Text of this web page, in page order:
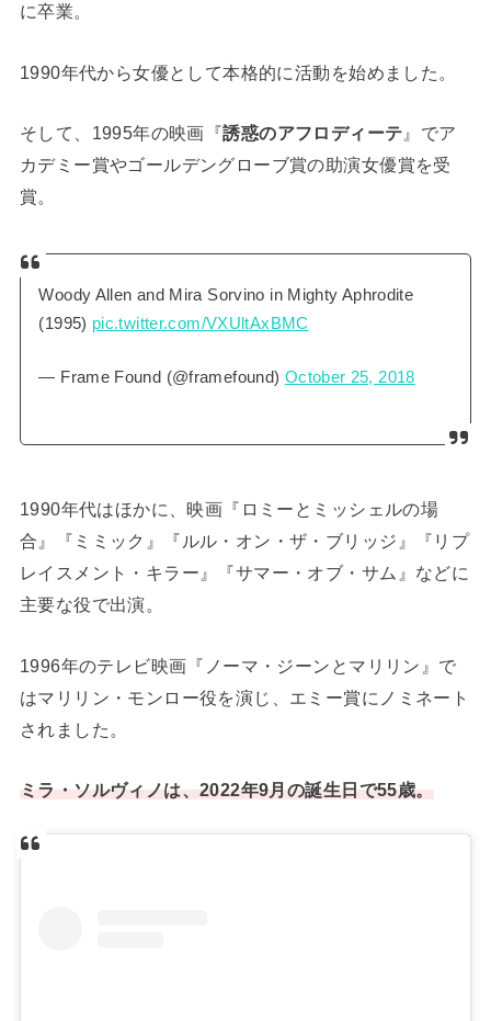
に卒業。
1990年代から女優として本格的に活動を始めました。
そして、1995年の映画『誘惑のアフロディーテ 』でア
カデミー賞やゴールデングローブ賞の助演女優賞を受
賞。
Woody Allen and Mira Sorvino in Mighty Aphrodite
(1995) pic.twitter.com/VXUltAxBMC
— Frame Found (@framefound) October 25, 2018
1990年代はほかに、映画『ロミーとミッシェルの場
合』『ミミック』『ルル・オン・ザ・ブリッジ』『リプ
レイスメント・キラー』『サマー・オブ・サム』などに
主要な役で出演。
1996年のテレビ映画『ノーマ・ジーンとマリリン』で
はマリリン・モンロー役を演じ、エミー賞にノミネート
されました。
ミラ・ソルヴィノは、2022年9月の誕生日で55歳。